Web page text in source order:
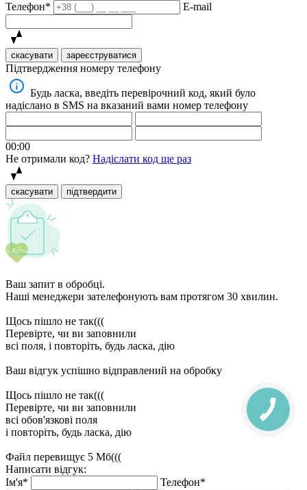
Телефон*
E-mail
скасувати зареєструватися
Підтвердження номеру телефону
Будь ласка, введіть перевірочний код, який було
надіслано в SMS на вказаний вами номер телефону
00:00
Не отримали код? Надіслати код ще раз
скасувати підтвердити
Ваш запит в обробці.
Наші менеджери зателефонують вам протягом 30 хвилин.
Щось пішло не так(((
Перевірте, чи ви заповнили
всі поля, і повторіть, будь ласка, дію
Ваш відгук успішно відправлений на обробку
Щось пішло не так(((
Перевірте, чи ви заповнили
всі обов'язкові поля
і повторіть, будь ласка, дію
Файл перевищує 5 Мб(((
Написати відгук:
Ім'я*
Телефон*